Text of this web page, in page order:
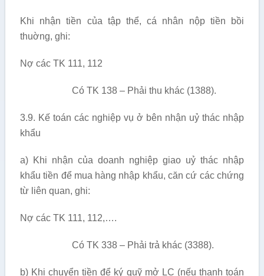
Khi nhận tiền của tập thể, cá nhân nộp tiền bồi
thuờng, ghi:
Nợ các TK 111, 112
Có TK 138 – Phải thu khác (1388).
3.9. Kế toán các nghiệp vụ ở bên nhận uỷ thác nhập
khẩu
a) Khi nhận của doanh nghiệp giao uỷ thác nhập
khẩu tiền để mua hàng nhập khẩu, căn cứ các chứng
từ liên quan, ghi:
Nợ các TK 111, 112,….
Có TK 338 – Phải trả khác (3388).
b) Khi chuyển tiền để ký quỹ mở LC (nếu thanh toán